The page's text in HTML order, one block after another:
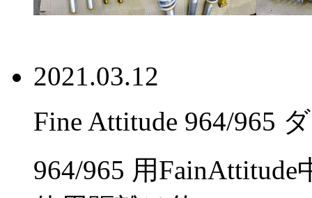
2021.03.12
Fine Attitude 964/965
964/965 用